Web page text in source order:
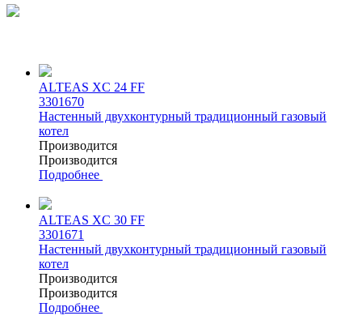
ALTEAS XC 24 FF
3301670
Настенный двухконтурный традиционный газовый
котел
Производится
Производится
Подробнее
ALTEAS XC 30 FF
3301671
Настенный двухконтурный традиционный газовый
котел
Производится
Производится
Подробнее